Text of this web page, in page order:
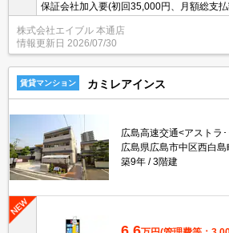
保証会社加入要(初回35,000円、月額総支払
ォークインクローゼット付き。追焚き機能
宅配ボックスあり。
株式会社エイブル 本通店
情報更新日 2026/07/30
賃貸マンション カミレアインス
広島高速交通<アストラ
広島県広島市中区西白島
築9年
3階建